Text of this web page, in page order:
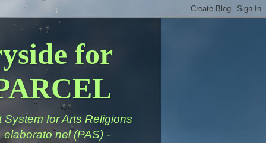
for
for Arts Religions
nel (PAS) -